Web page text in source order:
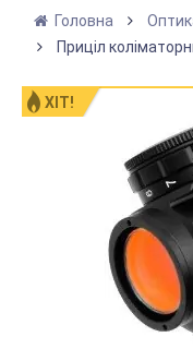
Головна
Приціл
ХІТ!